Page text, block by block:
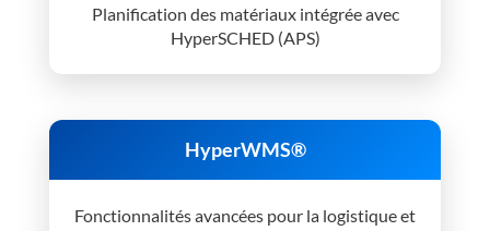
Planification des matériaux intégrée avec
HyperSCHED (APS)
HyperWMS®
Fonctionnalités avancées pour la logistique et